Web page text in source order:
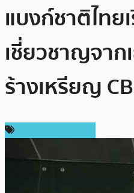
แบงก์ชาติไทย
เชี่ยวชาญจา
ร้างเหรียญ